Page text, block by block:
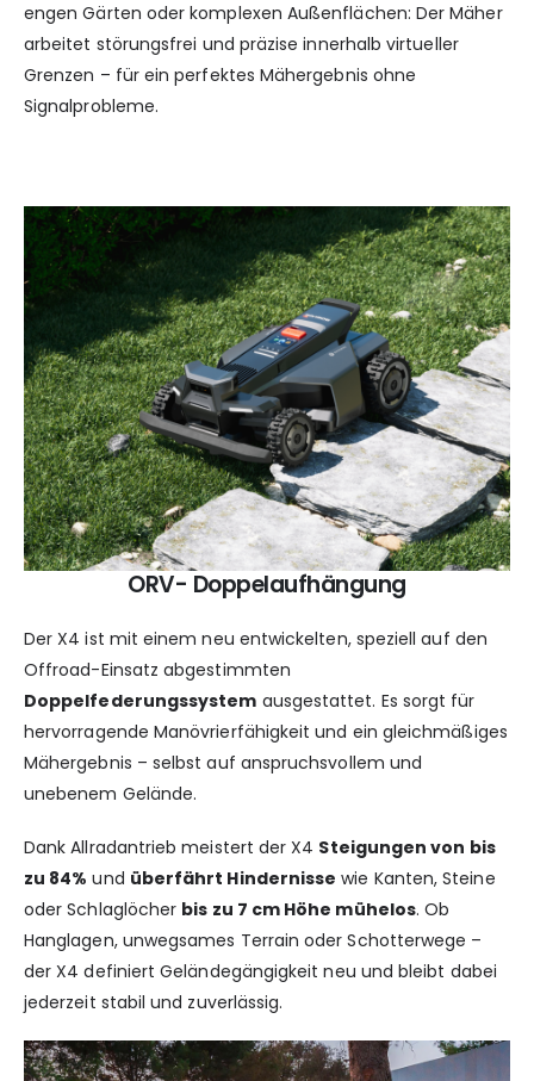
engen Gärten oder komplexen Außenflächen: Der Mäher
arbeitet störungsfrei und präzise innerhalb virtueller
Grenzen – für ein perfektes Mähergebnis ohne
Signalprobleme.
ORV- Doppelaufhängung
Der X4 ist mit einem neu entwickelten, speziell auf den
Offroad-Einsatz abgestimmten
Doppelfederungssystem ausgestattet. Es sorgt für
hervorragende Manövrierfähigkeit und ein gleichmäßiges
Mähergebnis – selbst auf anspruchsvollem und
unebenem Gelände.
Dank Allradantrieb meistert der X4 Steigungen von bis
zu 84% und überfährt Hindernisse wie Kanten, Steine
oder Schlaglöcher bis zu 7 cm Höhe mühelos. Ob
Hanglagen, unwegsames Terrain oder Schotterwege –
der X4 definiert Geländegängigkeit neu und bleibt dabei
jederzeit stabil und zuverlässig.